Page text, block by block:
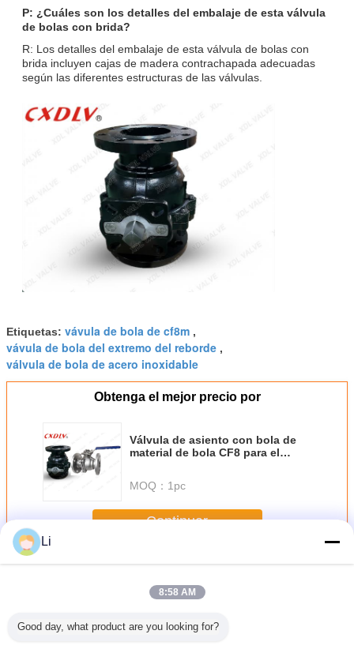
P: ¿Cuáles son los detalles del embalaje de esta válvula
de bolas con brida?
R: Los detalles del embalaje de esta válvula de bolas con
brida incluyen cajas de madera contrachapada adecuadas
según las diferentes estructuras de las válvulas.
Etiquetas: vávula de bola de cf8m ,
vávula de bola del extremo del reborde ,
válvula de bola de acero inoxidable
Obtenga el mejor precio por
Válvula de asiento con bola de
material de bola CF8 para el
MOQ： 1pc
Continuar
MásVálvula de bola con bridas
Li
8:58 AM
Good day, what product are you looking for?